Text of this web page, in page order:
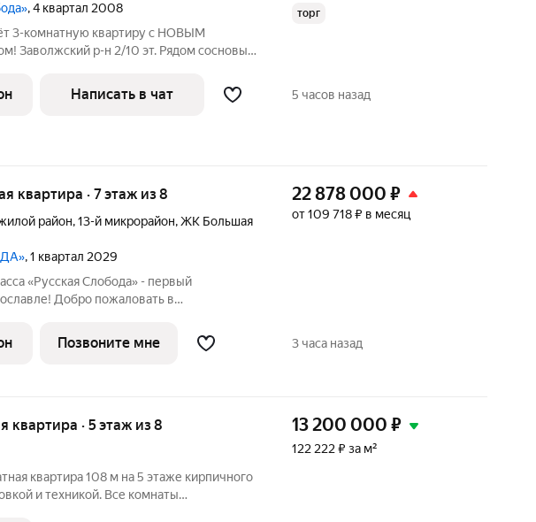
, 4 квартал 2008
3-комнатную квартиру с НОВЫМ
р-н 2/10 эт. Рядом сосновый
Квартира полностью готова к заселению:
торг
Написать в чат 5 часов назад
квартира · 7 этаж из 8
район,13-й микрорайон,ЖК Большая
, 1 квартал 2029
«Русская Слобода» - первый
Добро пожаловать в
в
22 878 000 ₽
от 109 718 ₽ в месяц
Позвоните мне 3 часа назад
квартира · 5 этаж из 8
квартира 108 м на 5 этаже кирпичного
и техникой. Все комнаты
13 200 000 ₽
122 222 ₽ за м²